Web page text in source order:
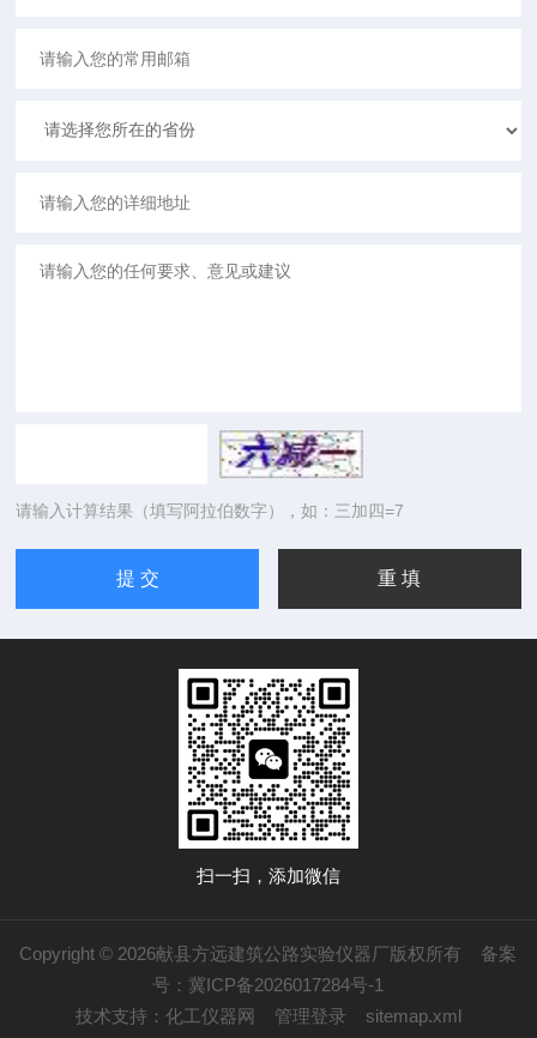
请输入计算结果（填写阿拉伯数字），如：三加四=7
扫一扫，添加微信
Copyright © 2026献县方远建筑公路实验仪器厂版权所有 备案
号：冀ICP备2026017284号-1
技术支持： 化工仪器网 管理登录 sitemap.xml